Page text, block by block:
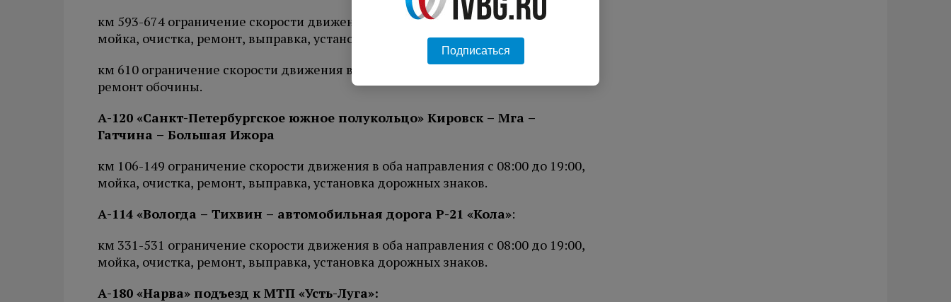
км 593-674 ограничение скорости движения в оба направления с 08:00 до 19:00,
мойка, очистка, ремонт, выправка, установка дорожных знаков;
км 610 ограничение скорости движения в направлении на СПБ с 08:00 до 19:00,
ремонт обочины.
А-120 «Санкт-Петербургское южное полукольцо» Кировск – Мга –
Гатчина – Большая Ижора
км 106-149 ограничение скорости движения в оба направления с 08:00 до 19:00,
мойка, очистка, ремонт, выправка, установка дорожных знаков.
А-114 «Вологда – Тихвин – автомобильная дорога Р-21 «Кола»:
км 331-531 ограничение скорости движения в оба направления с 08:00 до 19:00,
мойка, очистка, ремонт, выправка, установка дорожных знаков.
А-180 «Нарва» подъезд к МТП «Усть-Луга»:
Подписаться